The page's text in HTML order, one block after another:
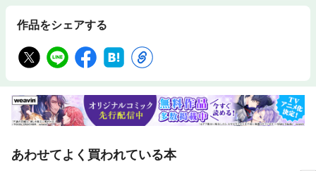
作品をシェアする
あわせてよく買われている本